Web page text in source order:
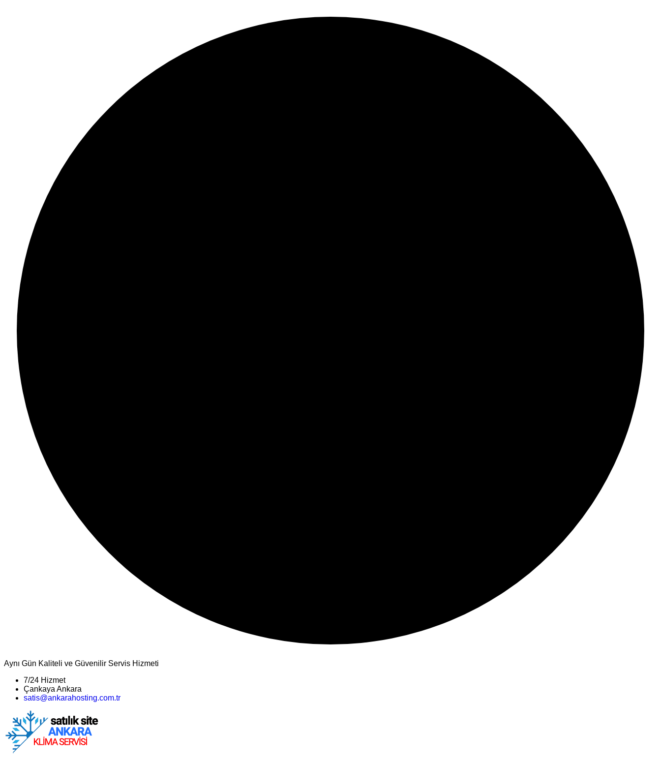
Aynı Gün Kaliteli ve Güvenilir Servis Hizmeti
7/24 Hizmet
Çankaya Ankara
satis@ankarahosting.com.tr